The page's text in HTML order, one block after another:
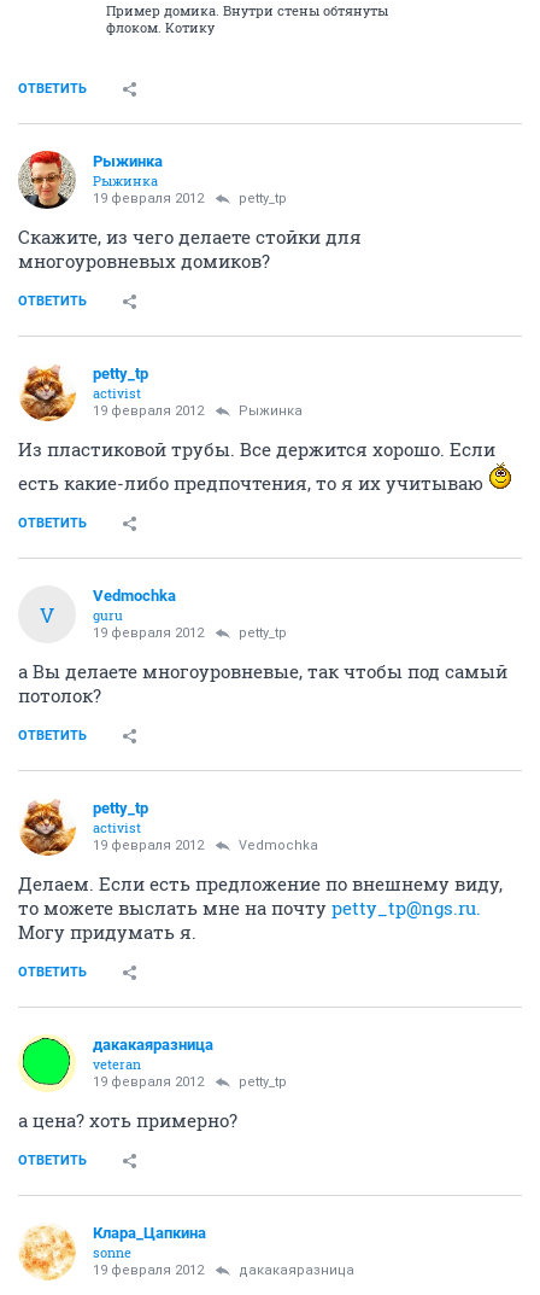
Пример домика. Внутри стены обтянуты
флоком. Котику
ОТВЕТИТЬ
Рыжинка
Рыжинка
19 февраля 2012 petty_tp
Скажите, из чего делаете стойки для
многоуровневых домиков?
ОТВЕТИТЬ
petty_tp
activist
19 февраля 2012 Рыжинка
Из пластиковой трубы. Все держится хорошо. Если
есть какие-либо предпочтения, то я их учитываю
ОТВЕТИТЬ
V
Vedmochka
guru
19 февраля 2012 petty_tp
а Вы делаете многоуровневые, так чтобы под самый
потолок?
ОТВЕТИТЬ
petty_tp
activist
19 февраля 2012 Vedmochka
Делаем. Если есть предложение по внешнему виду,
то можете выслать мне на почту petty_tp@ngs.ru.
Могу придумать я.
ОТВЕТИТЬ
дакакаяразница
veteran
19 февраля 2012 petty_tp
а цена? хоть примерно?
ОТВЕТИТЬ
Клара_Цапкина
sonne
19 февраля 2012 дакакаяразница